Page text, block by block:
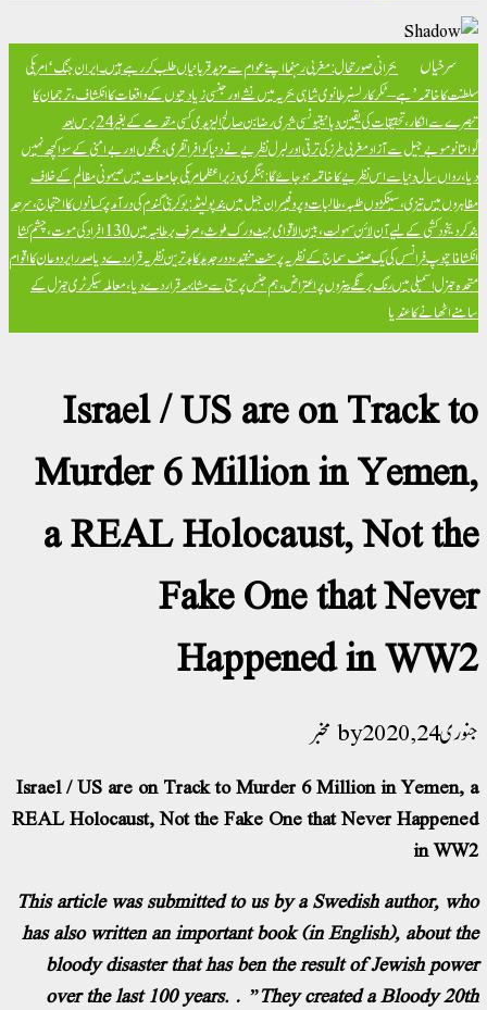
سرخیاں بحرانی صورتحال: مغربی رہنما اپنے عوام سے مزید قربانیاں طلب کر رہے ہیں۔ایران جنگ ‘امریکی
سلطنت کا خاتمہ’ ہے – ٹکر کارلسنبرطانوی شاہی بحریہ میں نشے اور جنسی زیادتیوں کے واقعات کا انکشاف، ترجمان کا
تبصرے سے انکار، تحقیقات کی یقین دہانی
تیونسی شہری رضا بن صالح الیزیدی کسی مقدمے کے بغیر 24 برس بعد
گوانتانوموبے جیل سے آزادمغربی طرز کی ترقی اور لبرل نظریے نے دنیا کو افراتفری، جنگوں اور بےامنی کے سوا کچھ نہیں
دیا، رواں سال دنیا سے اس نظریے کا خاتمہ ہو جائے گا: ہنگری وزیراعظمامریکی جامعات میں صیہونی مظالم کے خلاف
مظاہروں میں تیزی، سینکڑوں طلبہ، طالبات و پروفیسران جیل میں بندپولینڈ: یوکرینی گندم کی درآمد پر کسانوں کا احتجاج، سرحد
بند کر دی
خود کشی کے لیے آن لائن سہولت، بین الاقوامی نیٹ ورک ملوث، صرف برطانیہ میں 130 افراد کی موت، چشم کشا
انکشافاتپوپ فرانسس کی یک صنف سماج کے نظریہ پر سخت تنقید، دور جدید کا بدترین نظریہ قرار دے دیاصدر ایردوعان کا اقوام
متحدہ جنرل اسمبلی میں رنگ برنگے بینروں پر اعتراض، ہم جنس پرستی سے مشابہہ قرار دے دیا، معاملہ سیکرٹری جنرل کے
سامنے اٹھانے کا عندیا
Israel / US are on Track to
Murder 6 Million in Yemen,
a REAL Holocaust, Not the
Fake One that Never
Happened in WW2
جنوری 24, 2020 مخبر
Israel / US are on Track to Murder 6 Million in Yemen, a
REAL Holocaust, Not the Fake One that Never Happened
in WW2
This article was submitted to us by a Swedish author, who
has also written an important book (in English), about the
bloody disaster that has ben the result of Jewish power
over the last 100 years. ”They created a Bloody 20th